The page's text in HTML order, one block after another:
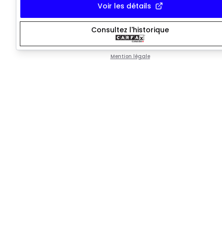
Voir les détails
Consultez l'historique
Mention légale